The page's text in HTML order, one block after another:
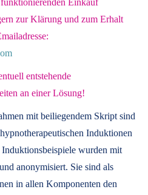
Einkauf
zur Klärung und zum Erhalt
entstehende
an einer Lösung!
mit beiliegendem Skript sind
Induktionen
wurden mit
anonymisiert. Sie sind als
in allen Komponenten den